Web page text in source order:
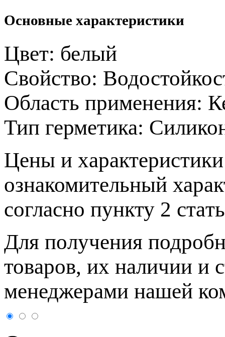
Основные характеристики
Цвет: белый
Свойство:
Область применения:
Тип герметика:
Цeны и
ознакомительный
согласно пункту 2
Для пoлучения
товaров, их нaличии и
менеджерами нашей